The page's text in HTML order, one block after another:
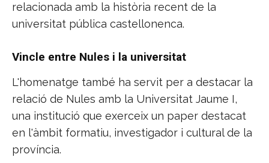
relacionada amb la història recent de la
universitat pública castellonenca.
Vincle entre Nules i la universitat
L'homenatge també ha servit per a destacar la
relació de Nules amb la Universitat Jaume I,
una institució que exerceix un paper destacat
en l'àmbit formatiu, investigador i cultural de la
província.